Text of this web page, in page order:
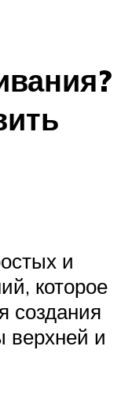
и
которое
создания
верхней и